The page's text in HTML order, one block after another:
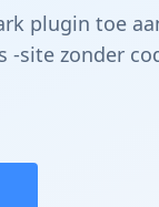
plugin toe
-site zonder